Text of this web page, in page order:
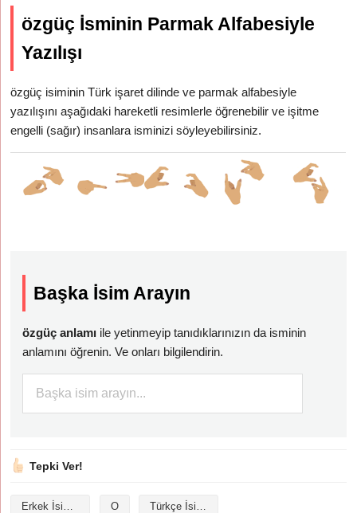
özgüç İsminin Parmak Alfabesiyle
Yazılışı
özgüç isiminin Türk işaret dilinde ve parmak alfabesiyle
yazılışını aşağıdaki hareketli resimlerle öğrenebilir ve işitme
engelli (sağır) insanlara isminizi söyleyebilirsiniz.
Başka İsim Arayın
özgüç anlamı ile yetinmeyip tanıdıklarınızın da isminin
anlamını öğrenin. Ve onları bilgilendirin.
Tepki Ver!
Erkek İsimleri O Türkçe İsimler